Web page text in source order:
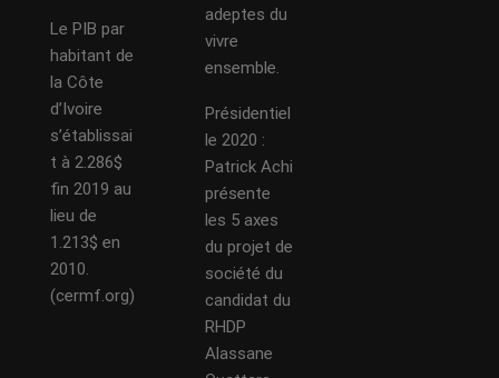
Le PIB par
habitant de
la Côte
d’Ivoire
s’établissai
t à 2.286$
fin 2019 au
lieu de
1.213$ en
2010.
(cermf.org)
adeptes du
vivre
ensemble.
Présidentiel
le 2020 :
Patrick Achi
présente
les 5 axes
du projet de
société du
candidat du
RHDP
Alassane